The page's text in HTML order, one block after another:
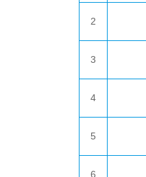
2
3
4
5
6